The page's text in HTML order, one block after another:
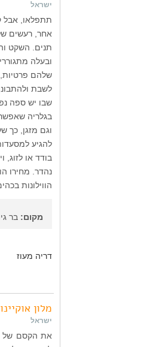
ישראל
תתפלאו, אבל
אחר, רעשים
תנים. השקט
ובעלה
שלהם
לשבת
שבו יש ספה
בגלריה
וגם מזגן, כך
להגיע
בודד או לזוג,
הווילונות
מקום: בר
דריה מעוז
מלון
ישראל
את הקסם של